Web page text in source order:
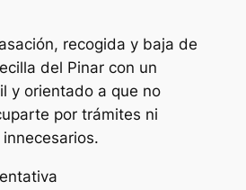
recogida y baja de
del Pinar con un
y orientado a que no
por trámites ni